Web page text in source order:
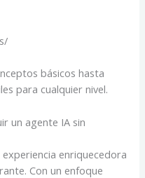
básicos hasta
para cualquier nivel.
un agente IA sin
enriquecedora
Con un enfoque